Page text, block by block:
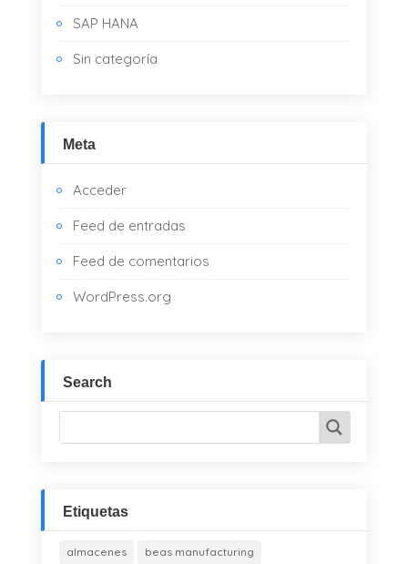
SAP HANA
Sin categoría
Meta
Acceder
Feed de entradas
Feed de comentarios
WordPress.org
Search
Etiquetas
almacenes
beas manufacturing